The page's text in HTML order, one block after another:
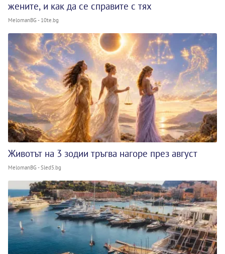
жените, и как да се справите с тях
MelomanBG - 10te.bg
Животът на 3 зодии тръгва нагоре през август
MelomanBG - Sled5.bg